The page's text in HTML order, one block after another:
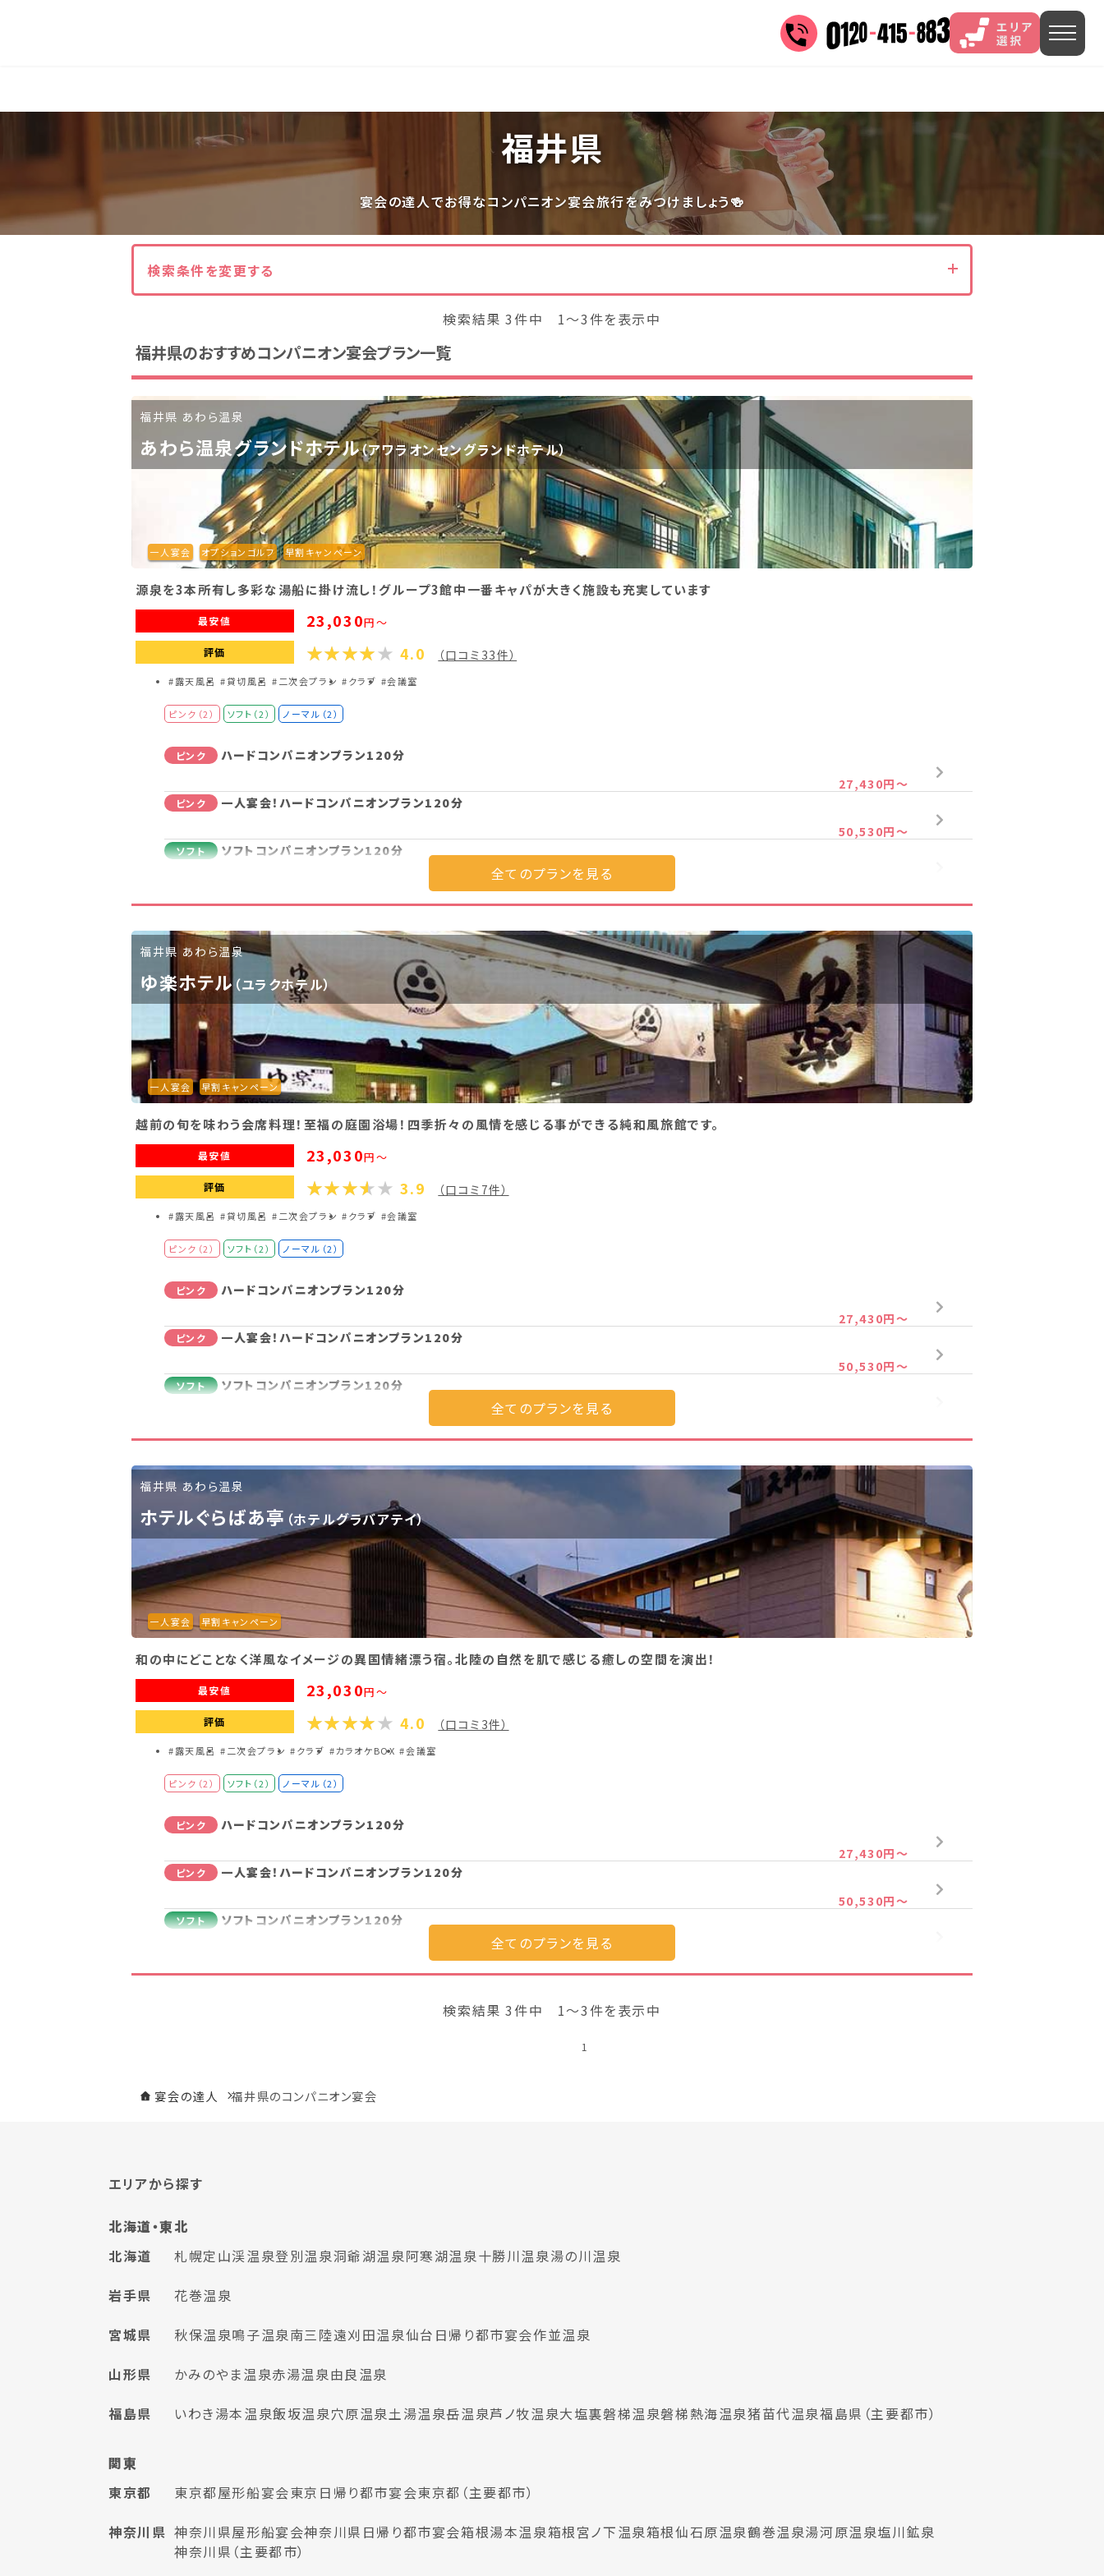
越後湯沢 三谷 山中
北海道・東北
北海道(13) 宮城県(8) 福島県(26)
関東
栃木県(17) 群馬県(25) 茨城県(4) 埼玉県(1)
千葉県(14)
神奈川県(14)
東海
静岡県(44) 愛知県(15) 岐阜県(5) 三重県(9) 新潟県(13) 山梨県(19) 長野県(14)
石川県(7)
関西
滋賀県(2) 大阪府(2) 兵庫県(2) 香川県(1) 愛媛県(1)
九州・沖縄
熊本県(2)
福井県
宴会の達人でお得なコンパニオン宴会旅行をみつけましょう🍻
検索条件を変更する
検索結果 3件中 1～3件を表示中
福井県のおすすめコンパニオン宴会プラン一覧
福井県 あわら温泉
あわら温泉グランドホテル（アワラオンセングランドホテル）
一人宴会 オプションゴルフ 早割キャンペーン
源泉を3本所有し多彩な湯船に掛け流し！グループ3館中一番キャパが大きく施設も充実しています
最安値 23,030円～
評価 4.0 （口コミ33件）
#露天風呂 #貸切風呂 #二次会プラン #クラブ #会議室
ピンク（2） ソフト（2） ノーマル（2）
ピンク
ハードコンパニオンプラン120分
27,430円～
ピンク
一人宴会！ハードコンパニオンプラン120分
50,530円～
ソフト
ソフトコンパニオンプラン120分
ノーマル
ノーマルコンパニオンプラン120分
23,030円～
ノーマル
一人宴会！ノーマルコンパニオンプラン120分
39,530円～
プラン詳細を見る
福井県 あわら温泉
ゆ楽ホテル （ユラクホテル）
一人宴会 早割キャンペーン
越前の旬を味わう会席料理！至福の庭園浴場！四季折々の風情を感じる事ができる純和風旅館です。
最安値 23,030円～
評価 3.9 （口コミ7件）
#露天風呂 #貸切風呂 #二次会プラン #クラブ #会議室
ピンク（2） ソフト（2） ノーマル（2）
ピンク
ハードコンパニオンプラン120分
27,430円～
ピンク
一人宴会！ハードコンパニオンプラン120分
50,530円～
ソフト
ソフトコンパニオンプラン120分
ノーマル
ノーマルコンパニオンプラン120分
23,030円～
ノーマル
一人宴会！ノーマルコンパニオンプラン120分
39,530円～
プラン詳細を見る
福井県 あわら温泉
ホテルぐらばあ亭 （ホテルグラバアテイ）
一人宴会 早割キャンペーン
和の中にどことなく洋風なイメージの異国情緒漂う宿。北陸の自然を肌で感じる癒しの空間を演出！
最安値 23,030円～
評価 4.0 （口コミ3件）
#露天風呂 #二次会プラン #クラブ #カラオケBOX #会議室
ピンク（2） ソフト（2） ノーマル（2）
ピンク
ハードコンパニオンプラン120分
27,430円～
ピンク
一人宴会！ハードコンパニオンプラン120分
50,530円～
ソフト
ソフトコンパニオンプラン120分
検索結果 3件中 1～3件を表示中
1
宴会の達人 福井県のコンパニオン宴会
エリアから探す
北海道・東北
北海道
札幌定山渓温泉登別温泉洞爺湖温泉阿寒湖温泉十勝川温泉湯の川温泉
岩手県
花巻温泉
宮城県
秋保温泉鳴子温泉南三陸遠刈田温泉仙台日帰り都市宴会作並温泉
山形県
かみのやま温泉赤湯温泉由良温泉
福島県
いわき湯本温泉飯坂温泉穴原温泉土湯温泉岳温泉芦ノ牧温泉大塩裏磐梯温泉磐梯熱海温泉猪苗代温泉福島県（主要都市）
関東
東京都
東京都屋形船宴会東京日帰り都市宴会東京都（主要都市）
神奈川県 神奈川県屋形船宴会神奈川県日帰り都市宴会箱根湯本温泉箱根宮ノ下温泉箱根仙石原温泉鶴巻温泉湯河原温泉塩川鉱泉
神奈川県（主要都市）